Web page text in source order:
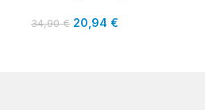
34,90€ 20,94 €